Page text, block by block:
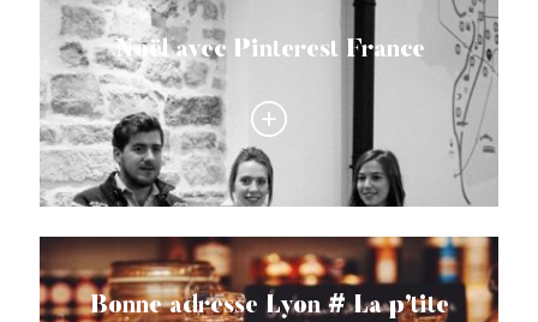
Noël avec Pinterest France
Bonne adresse Lyon # La p’tite